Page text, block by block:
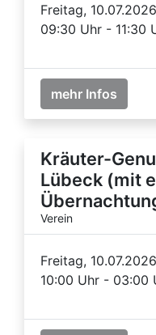
Freitag, 10.07.2026
09:30 Uhr - 11:30
mehr Infos
Kräuter-
Lübeck (mit
Verein
Freitag, 10.07.2026
10:00 Uhr - 03:00